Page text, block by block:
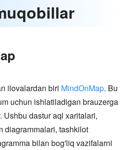
ilovalardan biri MindOnMap. Bu
uchun ishlatiladigan brauzerga
Ushbu dastur aql xaritalari,
diagrammalari, tashkilot
bilan bog'liq vazifalarni